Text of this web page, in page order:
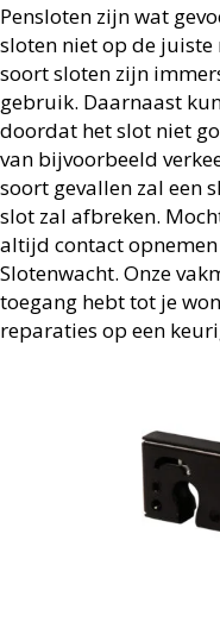
Pensloten zijn wat
sloten niet op de
soort sloten zijn
gebruik. Daarnaast
doordat het slot niet
van bijvoorbeeld
soort gevallen zal een
slot zal afbreken.
altijd contact
Slotenwacht. Onze
toegang hebt tot je
reparaties op een